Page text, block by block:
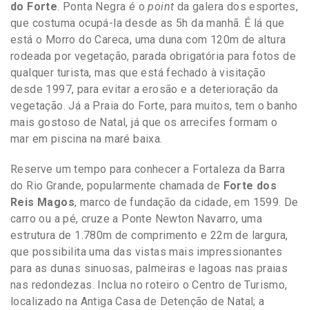
do Forte . Ponta Negra é opoint da galera dos esportes,
que costuma ocupá-la desde as 5h da manhã. É lá que
está o Morro do Careca, uma duna com 120m de altura
rodeada por vegetação, parada obrigatória para fotos de
qualquer turista, mas que está fechado à visitação
desde 1997, para evitar a erosão e a deterioração da
vegetação. Já a Praia do Forte, para muitos, tem o banho
mais gostoso de Natal, já que os arrecifes formam o
mar em piscina na maré baixa.
Reserve um tempo para conhecer a Fortaleza da Barra
do Rio Grande, popularmente chamada de Forte dos
Reis Magos, marco de fundação da cidade, em 1599. De
carro ou a pé, cruze a Ponte Newton Navarro, uma
estrutura de 1.780m de comprimento e 22m de largura,
que possibilita uma das vistas mais impressionantes
para as dunas sinuosas, palmeiras e lagoas nas praias
nas redondezas. Inclua no roteiro o Centro de Turismo,
localizado na Antiga Casa de Detenção de Natal; a